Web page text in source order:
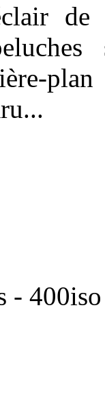
de
-